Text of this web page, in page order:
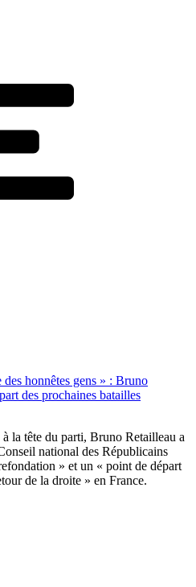
honnêtes gens » : Bruno
des prochaines batailles
la tête du parti, Bruno Retailleau a
national des Républicains
» et un « point de départ
de la droite » en France.